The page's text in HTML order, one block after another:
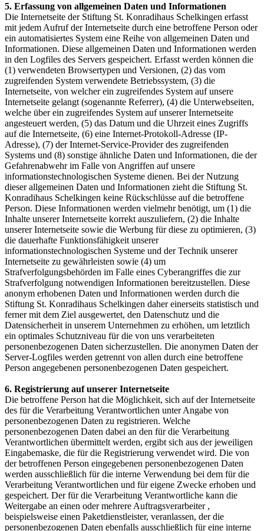
5. Erfassung von allgemeinen Daten und Informationen
Die Internetseite der Stiftung St. Konradihaus Schelkingen erfasst
mit jedem Aufruf der Internetseite durch eine betroffene Person oder
ein automatisiertes System eine Reihe von allgemeinen Daten und
Informationen. Diese allgemeinen Daten und Informationen werden
in den Logfiles des Servers gespeichert. Erfasst werden können die
(1) verwendeten Browsertypen und Versionen, (2) das vom
zugreifenden System verwendete Betriebssystem, (3) die
Internetseite, von welcher ein zugreifendes System auf unsere
Internetseite gelangt (sogenannte Referrer), (4) die Unterwebseiten,
welche über ein zugreifendes System auf unserer Internetseite
angesteuert werden, (5) das Datum und die Uhrzeit eines Zugriffs
auf die Internetseite, (6) eine Internet-Protokoll-Adresse (IP-
Adresse), (7) der Internet-Service-Provider des zugreifenden
Systems und (8) sonstige ähnliche Daten und Informationen, die der
Gefahrenabwehr im Falle von Angriffen auf unsere
informationstechnologischen Systeme dienen. Bei der Nutzung
dieser allgemeinen Daten und Informationen zieht die Stiftung St.
Konradihaus Schelkingen keine Rückschlüsse auf die betroffene
Person. Diese Informationen werden vielmehr benötigt, um (1) die
Inhalte unserer Internetseite korrekt auszuliefern, (2) die Inhalte
unserer Internetseite sowie die Werbung für diese zu optimieren, (3)
die dauerhafte Funktionsfähigkeit unserer
informationstechnologischen Systeme und der Technik unserer
Internetseite zu gewährleisten sowie (4) um
Strafverfolgungsbehörden im Falle eines Cyberangriffes die zur
Strafverfolgung notwendigen Informationen bereitzustellen. Diese
anonym erhobenen Daten und Informationen werden durch die
Stiftung St. Konradihaus Schelkingen daher einerseits statistisch und
ferner mit dem Ziel ausgewertet, den Datenschutz und die
Datensicherheit in unserem Unternehmen zu erhöhen, um letztlich
ein optimales Schutzniveau für die von uns verarbeiteten
personenbezogenen Daten sicherzustellen. Die anonymen Daten der
Server-Logfiles werden getrennt von allen durch eine betroffene
Person angegebenen personenbezogenen Daten gespeichert.
6. Registrierung auf unserer Internetseite
Die betroffene Person hat die Möglichkeit, sich auf der Internetseite
des für die Verarbeitung Verantwortlichen unter Angabe von
personenbezogenen Daten zu registrieren. Welche
personenbezogenen Daten dabei an den für die Verarbeitung
Verantwortlichen übermittelt werden, ergibt sich aus der jeweiligen
Eingabemaske, die für die Registrierung verwendet wird. Die von
der betroffenen Person eingegebenen personenbezogenen Daten
werden ausschließlich für die interne Verwendung bei dem für die
Verarbeitung Verantwortlichen und für eigene Zwecke erhoben und
gespeichert. Der für die Verarbeitung Verantwortliche kann die
Weitergabe an einen oder mehrere Auftragsverarbeiter ,
beispielsweise einen Paketdienstleister, veranlassen, der die
personenbezogenen Daten ebenfalls ausschließlich für eine interne